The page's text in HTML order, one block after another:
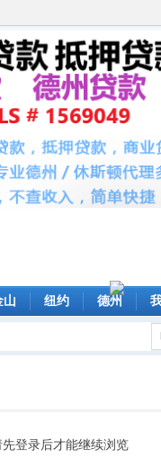
山 纽约 德州
先登录后才能继续浏览